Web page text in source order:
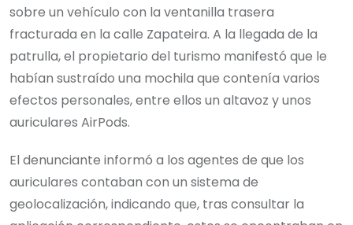
sobre un vehículo con la ventanilla trasera
fracturada en la calle Zapateira. A la llegada de la
patrulla, el propietario del turismo manifestó que le
habían sustraído una mochila que contenía varios
efectos personales, entre ellos un altavoz y unos
auriculares AirPods.
El denunciante informó a los agentes de que los
auriculares contaban con un sistema de
geolocalización, indicando que, tras consultar la